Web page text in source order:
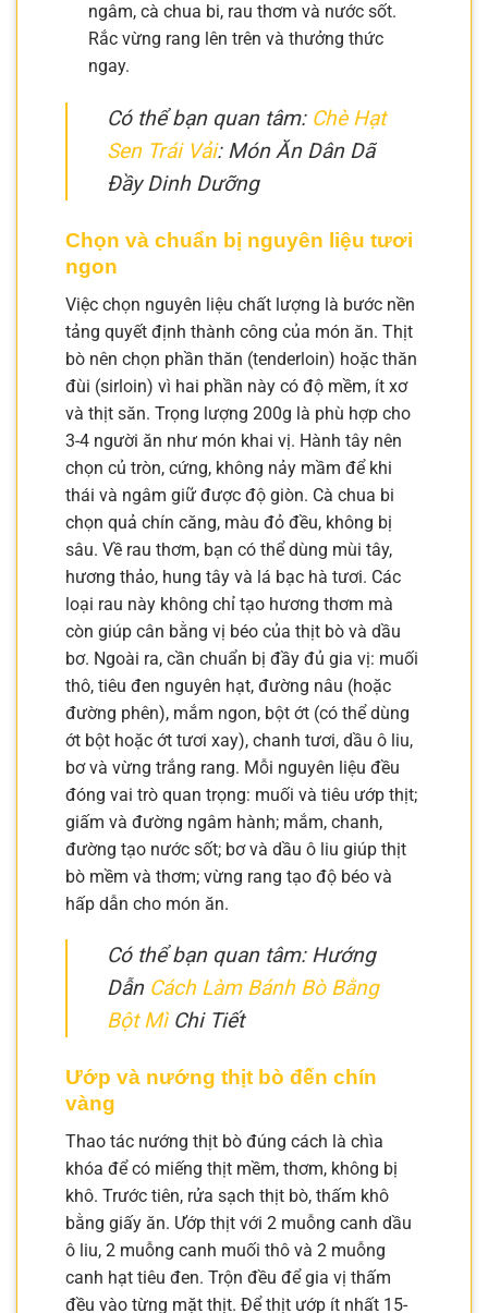
ngâm, cà chua bi, rau thơm và nước sốt.
Rắc vừng rang lên trên và thưởng thức
ngay.
Có thể bạn quan tâm: Chè Hạt
Sen Trái Vải: Món Ăn Dân Dã
Đầy Dinh Dưỡng
Chọn và chuẩn bị nguyên liệu tươi
ngon
Việc chọn nguyên liệu chất lượng là bước nền
tảng quyết định thành công của món ăn. Thịt
bò nên chọn phần thăn (tenderloin) hoặc thăn
đùi (sirloin) vì hai phần này có độ mềm, ít xơ
và thịt săn. Trọng lượng 200g là phù hợp cho
3-4 người ăn như món khai vị. Hành tây nên
chọn củ tròn, cứng, không nảy mầm để khi
thái và ngâm giữ được độ giòn. Cà chua bi
chọn quả chín căng, màu đỏ đều, không bị
sâu. Về rau thơm, bạn có thể dùng mùi tây,
hương thảo, hung tây và lá bạc hà tươi. Các
loại rau này không chỉ tạo hương thơm mà
còn giúp cân bằng vị béo của thịt bò và dầu
bơ. Ngoài ra, cần chuẩn bị đầy đủ gia vị: muối
thô, tiêu đen nguyên hạt, đường nâu (hoặc
đường phên), mắm ngon, bột ớt (có thể dùng
ớt bột hoặc ớt tươi xay), chanh tươi, dầu ô liu,
bơ và vừng trắng rang. Mỗi nguyên liệu đều
đóng vai trò quan trọng: muối và tiêu ướp thịt;
giấm và đường ngâm hành; mắm, chanh,
đường tạo nước sốt; bơ và dầu ô liu giúp thịt
bò mềm và thơm; vừng rang tạo độ béo và
hấp dẫn cho món ăn.
Có thể bạn quan tâm: Hướng
Dẫn Cách Làm Bánh Bò Bằng
Bột MìChi Tiết
Ướp và nướng thịt bò đến chín
vàng
Thao tác nướng thịt bò đúng cách là chìa
khóa để có miếng thịt mềm, thơm, không bị
khô. Trước tiên, rửa sạch thịt bò, thấm khô
bằng giấy ăn. Ướp thịt với 2 muỗng canh dầu
ô liu, 2 muỗng canh muối thô và 2 muỗng
canh hạt tiêu đen. Trộn đều để gia vị thấm
đều vào từng mặt thịt. Để thịt ướp ít nhất 15-